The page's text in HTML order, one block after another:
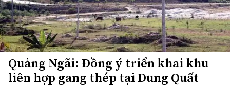
Quảng Ngãi: Đồng ý triển khai khu
liên hợp gang thép tại Dung Quất